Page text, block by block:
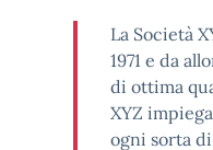
La Società
1971 e da
di ottima
XYZ
ogni sorta